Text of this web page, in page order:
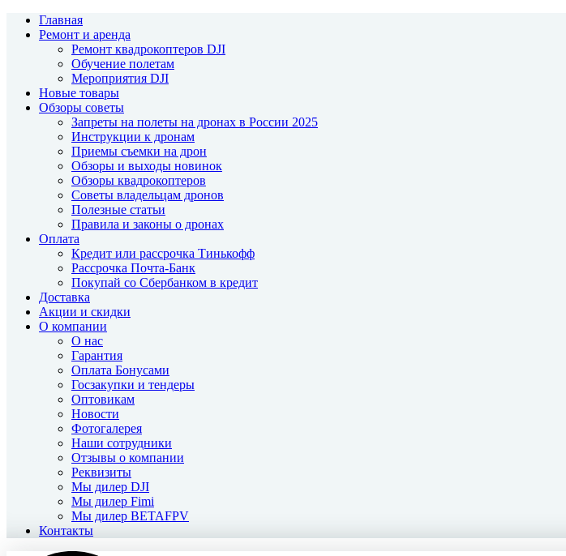
Главная
Ремонт и аренда
Ремонт квадрокоптеров DJI
Обучение полетам
Мероприятия DJI
Новые товары
Обзоры советы
Запреты на полеты на дронах в России 2025
Инструкции к дронам
Приемы съемки на дрон
Обзоры и выходы новинок
Обзоры квадрокоптеров
Советы владельцам дронов
Полезные статьи
Правила и законы о дронах
Оплата
Кредит или рассрочка Тинькофф
Рассрочка Почта-Банк
Покупай со Сбербанком в кредит
Доставка
Акции и скидки
О компании
О нас
Гарантия
Оплата Бонусами
Госзакупки и тендеры
Оптовикам
Новости
Фотогалерея
Наши сотрудники
Отзывы о компании
Реквизиты
Мы дилер DJI
Мы дилер Fimi
Мы дилер BETAFPV
Контакты